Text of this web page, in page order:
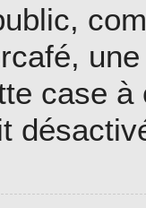
case à